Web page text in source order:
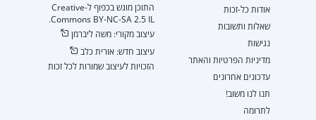
אודות כל-זכות
שאלות ותשובות
נגישות
מדיניות הפרטיות והאתר
עדכונים אחרונים
תנו לנו משוב!
לתרומה
התוכן מוגש בכפוף ל-Creative
Commons BY-NC-SA 2.5 IL.
עיצוב מקורי: משה ליברמן
עיצוב חדש: אורית כלב
הזכויות לעיצוב שמורות לכל זכות